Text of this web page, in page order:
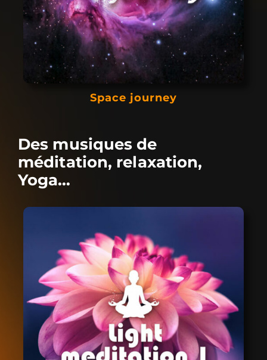
Space journey
Des musiques de
méditation, relaxation,
Yoga…